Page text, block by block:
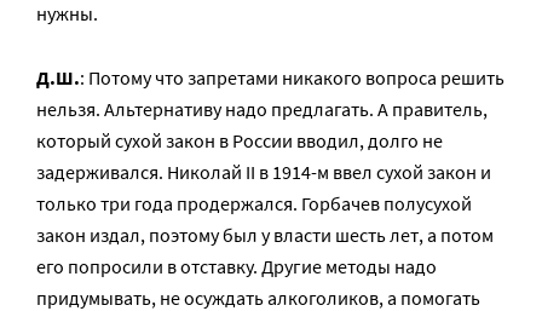
нужны.
Д.Ш.: Потому что запретами никакого вопроса решить
нельзя. Альтернативу надо предлагать. А правитель,
который сухой закон в России вводил, долго не
задерживался. Николай II в 1914-м ввел сухой закон и
только три года продержался. Горбачев полусухой
закон издал, поэтому был у власти шесть лет, а потом
его попросили в отставку. Другие методы надо
придумывать, не осуждать алкоголиков, а помогать